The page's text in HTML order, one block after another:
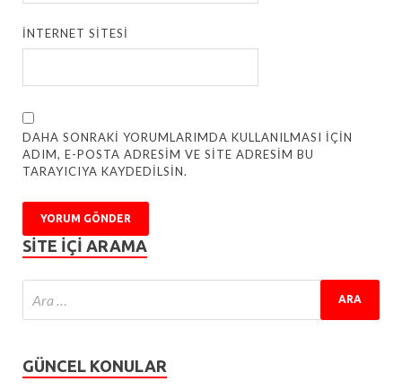
İNTERNET SITESI
DAHA SONRAKI YORUMLARIMDA KULLANILMASI IÇIN
ADIM, E-POSTA ADRESIM VE SITE ADRESIM BU
TARAYICIYA KAYDEDILSIN.
SITE IÇI ARAMA
GÜNCEL KONULAR